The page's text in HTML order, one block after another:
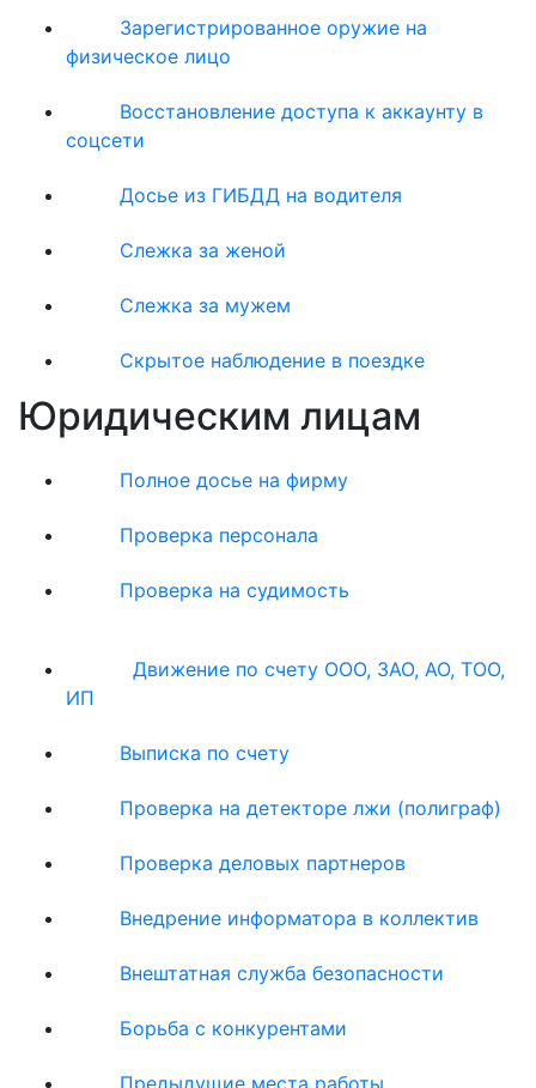
Зарегистрированное оружие на
физическое лицо
Восстановление доступа к аккаунту в
соцсети
Досье из ГИБДД на водителя
Слежка за женой
Слежка за мужем
Скрытое наблюдение в поездке
Юридическим лицам
Полное досье на фирму
Проверка персонала
Проверка на судимость
Движение по счету ООО, ЗАО, АО, ТОО,
ИП
Выписка по счету
Проверка на детекторе лжи (полиграф)
Проверка деловых партнеров
Внедрение информатора в коллектив
Внештатная служба безопасности
Борьба с конкурентами
Предыдущие места работы